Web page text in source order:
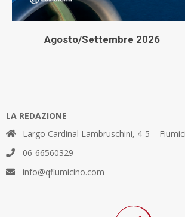
Agosto/Settembre 2026
LA REDAZIONE
Largo Cardinal Lambruschini, 4-5 –
06-66560329
info@qfiumicino.com